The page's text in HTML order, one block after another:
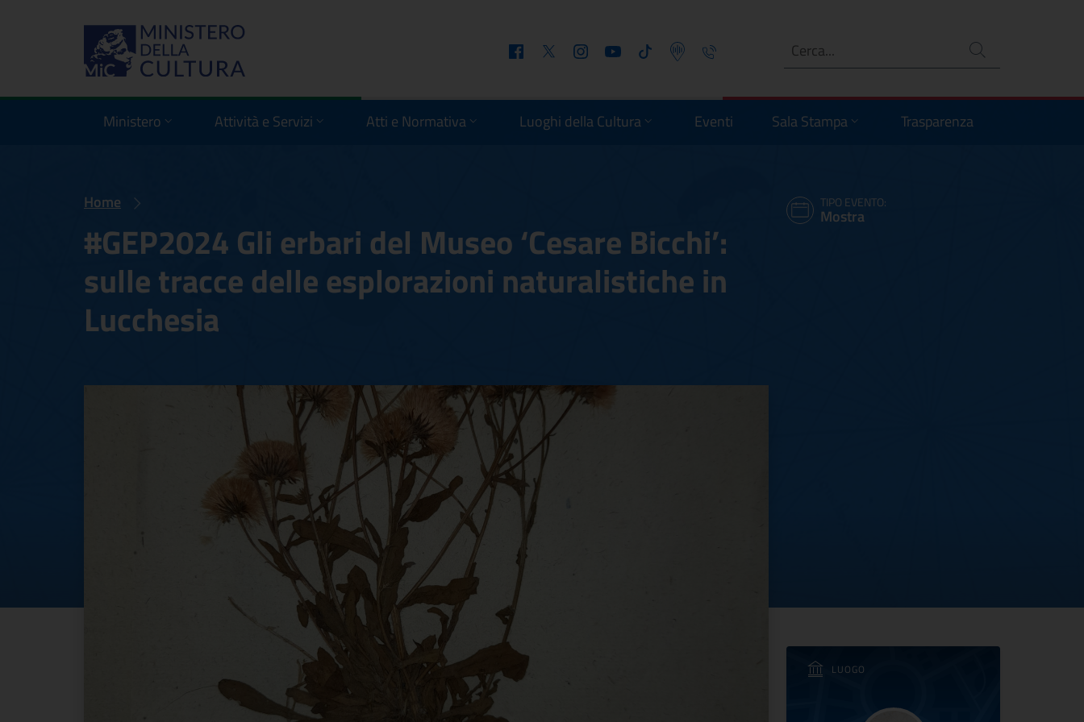
FacebookTwitter InstagramYoutube Tiktok Podcast Telefono Ricerca
Ministero Attività e Servizi Atti e Normativa Luoghi della Cultura Eventi Sala Stampa Trasparenza
Home
#GEP2024 Gli erbari del Museo ‘Cesare Bicchi’:
sulle tracce delle esplorazioni naturalistiche in
Lucchesia
TIPO EVENTO:
Mostra
#GEP2024 Gli erbari del Museo ‘Cesare Bicchi’: sulle tracce
LUOGO